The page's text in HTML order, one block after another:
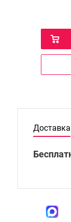
Доставка